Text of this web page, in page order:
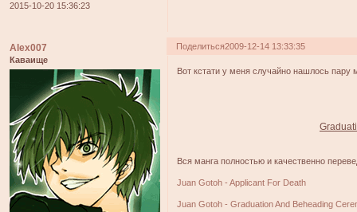
2015-10-20 15:36:23
Поделиться2009-12-14 13:33:35
Alex007
Каваище
Вот кстати у меня случайно нашлось пару
Вся манга полностью и качественно
Juan Gotoh - Applicant For Death
Juan Gotoh - Graduation And Beheading